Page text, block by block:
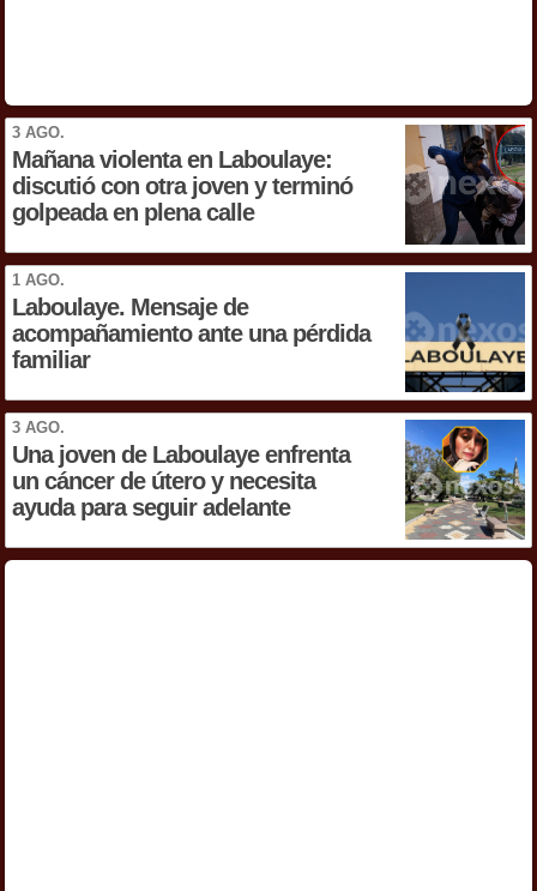
3 AGO.
Mañana violenta en Laboulaye:
discutió con otra joven y terminó
golpeada en plena calle
1 AGO.
Laboulaye. Mensaje de
acompañamiento ante una pérdida
familiar
3 AGO.
Una joven de Laboulaye enfrenta
un cáncer de útero y necesita
ayuda para seguir adelante